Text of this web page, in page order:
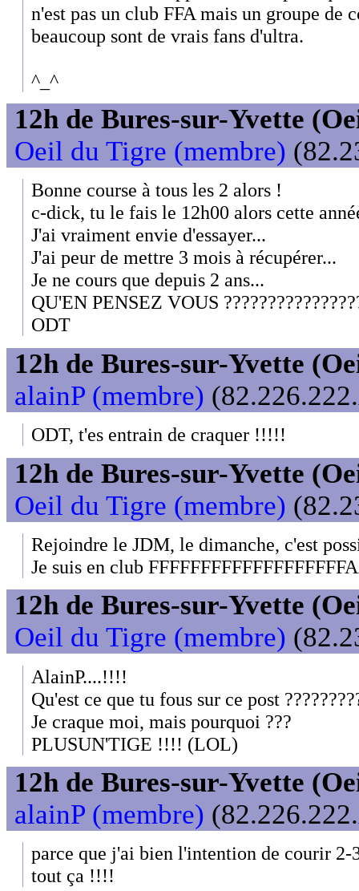
n'est pas un club FFA mais un groupe de
beaucoup sont de vrais fans d'ultra.
^_^
12h de Bures-sur-Yvette
Oeil du Tigre (membre)
Bonne course à tous les 2 alors !
c-dick, tu le fais le 12h00 alors cette
J'ai vraiment envie d'essayer...
J'ai peur de mettre 3 mois à récupérer...
Je ne cours que depuis 2 ans...
QU'EN PENSEZ VOUS
ODT
12h de Bures-sur-Yvette
alainP (membre)
ODT, t'es entrain de craquer !!!!!
12h de Bures-sur-Yvette
Oeil du Tigre (membre)
Rejoindre le JDM, le dimanche, c'est
Je suis en club
12h de Bures-sur-Yvette
Oeil du Tigre (membre)
AlainP....!!!!
Qu'est ce que tu fous sur ce post
Je craque moi, mais pourquoi ???
PLUSUN'TIGE !!!! (LOL)
12h de Bures-sur-Yvette
alainP (membre)
parce que j'ai bien l'intention de courir 2-
tout ça !!!!